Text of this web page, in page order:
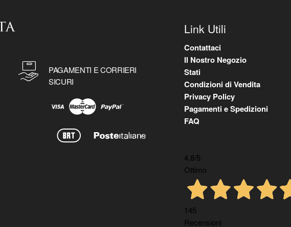
PAGAMENTI E CORRIERI
SICURI
Link Utili
Contattaci
Il Nostro Negozio
Stati
Condizioni di Vendita
Privacy Policy
Pagamenti e Spedizioni
FAQ
4,8/5
Ottimo
145
Recensioni